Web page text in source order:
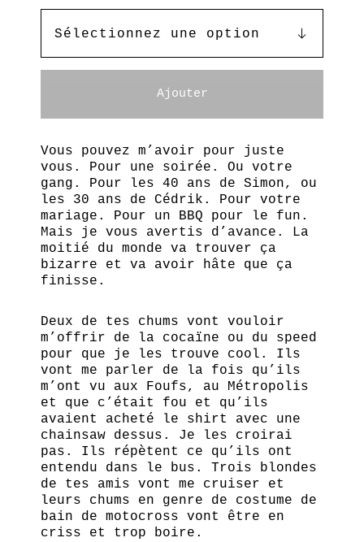
Ajouter
Vous pouvez m’avoir pour juste
vous. Pour une soirée. Ou votre
gang. Pour les 40 ans de Simon, ou
les 30 ans de Cédrik. Pour votre
mariage. Pour un BBQ pour le fun.
Mais je vous avertis d’avance. La
moitié du monde va trouver ça
bizarre et va avoir hâte que ça
finisse.
Deux de tes chums vont vouloir
m’offrir de la cocaïne ou du speed
pour que je les trouve cool. Ils
vont me parler de la fois qu’ils
m’ont vu aux Foufs, au Métropolis
et que c’était fou et qu’ils
avaient acheté le shirt avec une
chainsaw dessus. Je les croirai
pas. Ils répètent ce qu’ils ont
entendu dans le bus. Trois blondes
de tes amis vont me cruiser et
leurs chums en genre de costume de
bain de motocross vont être en
criss et trop boire.